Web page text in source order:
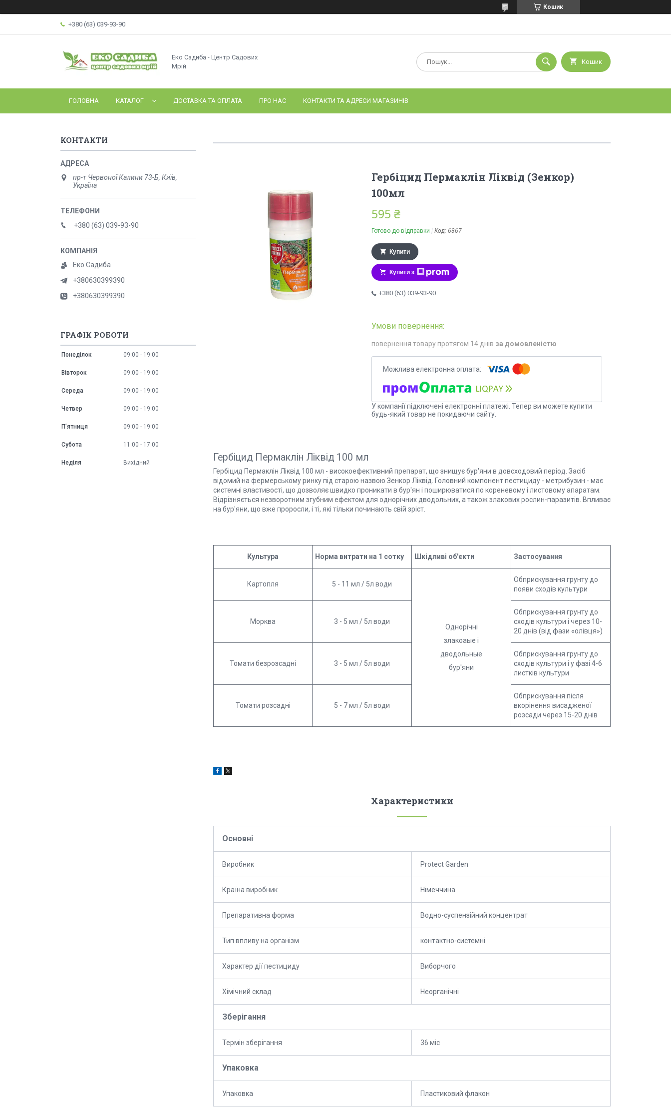
Кошик
+380 (63) 039-93-90
Еко Садиба - Центр Садових
Мрій
Кошик
ГОЛОВНА КАТАЛОГ ДОСТАВКА ТА ОПЛАТА ПРО НАС КОНТАКТИ ТА АДРЕСИ МАГАЗИНІВ
Гербіцид Пермаклін Ліквід (Зенкор)
100мл
595 ₴
Готово до відправки Код: 6367
Купити
Купити з
+380 (63) 039-93-90
повернення товару протягом 14 днів за домовленістю
У компанії підключені електронні платежі. Тепер ви можете купити
будь-який товар не покидаючи сайту.
Гербіцид Пермаклін Ліквід 100 мл
Гербіцид Пермаклін Ліквід 100 мл - високоефективний препарат, що знищує бур'яни в довсходовий період. Засіб
відомий на фермерському ринку під старою назвою Зенкор Ліквід. Головний компонент пестициду - метрибузин - має
системні властивості, що дозволяє швидко проникати в бур'ян і поширюватися по кореневому і листовому апаратам.
Відрізняється незворотним згубним ефектом для однорічних дводольних, а також злакових рослин-паразитів. Впливає
на бур'яни, що вже проросли, і ті, які тільки починають свій зріст.
Культура Норма витрати на 1 сотку Шкідливі об'єкти Застосування
Картопля 5 - 11 мл / 5л води
Однорічні
злакоаые і
дводольные
бур'яни
Обприскування грунту до
появи сходів культури
Морква 3 - 5 мл / 5л води
Обприскування грунту до
сходів культури і через 10-
20 днів (від фази «олівця»)
Томати безрозсадні 3 - 5 мл / 5л води
Обприскування грунту до
сходів культури і у фазі 4-6
листків культури
Томати розсадні 5 - 7 мл / 5л води
Обприскування після
вкорінення висадженої
розсади через 15-20 днів
Характеристики
Основні
Виробник Protect Garden
Країна виробник Німеччина
Препаративна форма Водно-суспензійний концентрат
Тип впливу на організм контактно-системні
Характер дії пестициду Виборчого
Хімічний склад Неорганічні
Зберігання
Термін зберігання 36 міс
Упаковка
Упаковка Пластиковий флакон
КОНТАКТИ
пр-т Червоної Калини 73-Б, Київ,
Україна
+380 (63) 039-93-90
Еко Садиба
+380630399390
+380630399390
ГРАФІК РОБОТИ
Понеділок 09:00 19:00
Вівторок 09:00 19:00
Середа 09:00 19:00
Четвер 09:00 19:00
Пʼятниця 09:00 19:00
Субота 11:00 17:00
Неділя Вихідний